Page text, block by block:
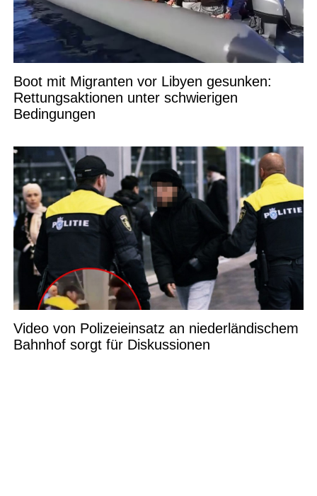
Boot mit Migranten vor Libyen gesunken:
Rettungsaktionen unter schwierigen
Bedingungen
Video von Polizeieinsatz an niederländischem
Bahnhof sorgt für Diskussionen